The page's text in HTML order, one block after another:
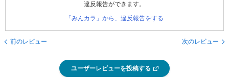
違反報告ができます。
「みんカラ」から、違反報告をする
前のレビュー 次のレビュー
ユーザーレビューを投稿する